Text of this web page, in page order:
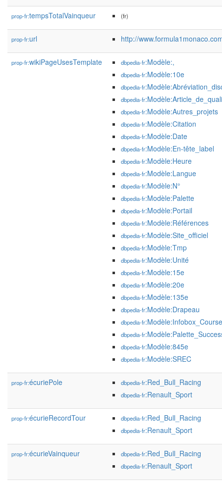
prop-fr:tempsTotalVainqueur (fr)
prop-fr:url http://
prop-fr:wikiPageUsesTemplate dbpedia-fr:Modèle:,
dbpedia-fr:Modèle:10e
dbpedia-fr
dbpedia-fr
dbpedia-fr:Modèle:Autres_projets
dbpedia-fr:Modèle:Citation
dbpedia-fr:Modèle:Date
dbpedia-fr:Modèle:En-tête_label
dbpedia-fr:Modèle:Heure
dbpedia-fr:Modèle:Langue
dbpedia-fr:Modèle:N°
dbpedia-fr:Modèle:Palette
dbpedia-fr:Modèle:Portail
dbpedia-fr:Modèle:Références
dbpedia-fr:Modèle:Site_officiel
dbpedia-fr:Modèle:Tmp
dbpedia-fr:Modèle:Unité
dbpedia-fr:Modèle:15e
dbpedia-fr:Modèle:20e
dbpedia-fr:Modèle:135e
dbpedia-fr:Modèle:Drapeau
dbpedia-fr
dbpedia-fr
dbpedia-fr:Modèle:845e
dbpedia-fr:Modèle:SREC
prop-fr:écuriePole dbpedia-fr:Red_Bull_Racing
dbpedia-fr:Renault_Sport
prop-fr:écurieRecordTour dbpedia-fr:Red_Bull_Racing
dbpedia-fr:Renault_Sport
prop-fr:écurieVainqueur dbpedia-fr:Red_Bull_Racing
dbpedia-fr:Renault_Sport